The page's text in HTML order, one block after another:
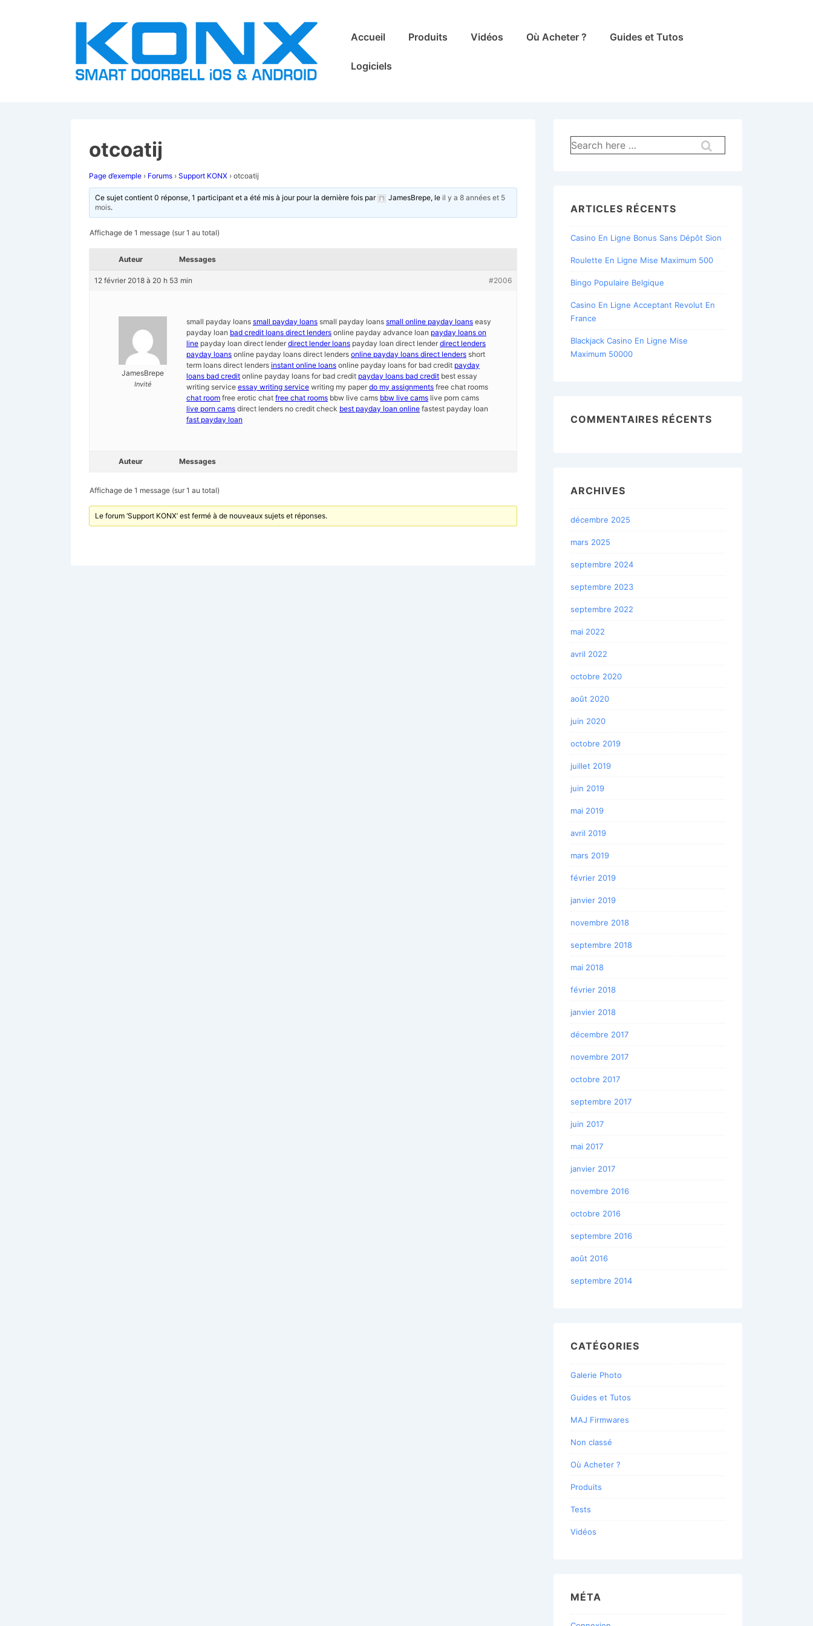
MainAccueil Produits Vidéos Où Acheter ? Guides et Tutos
Logiciels
otcoatij
Page d’exemple › Forums › Support KONX › otcoatij
Ce sujet contient 0 réponse, 1 participant et a été mis à jour pour la dernière fois par JamesBrepe, leil y a 8 années et 5
mois.
Affichage de 1 message (sur 1 au total)
Auteur Messages
12 février 2018 à 20 h 53 min #2006
JamesBrepe
Invité
small payday loans small payday loans small payday loans small online payday loans easy
payday loan bad credit loans direct lenders online payday advance loan payday loans on
line payday loan direct lender direct lender loans payday loan direct lender direct lenders
payday loans online payday loans direct lenders online payday loans direct lenders short
term loans direct lenders instant online loans online payday loans for bad credit payday
loans bad credit online payday loans for bad credit payday loans bad credit best essay
writing service essay writing service writing my paper do my assignments free chat rooms
chat room free erotic chat free chat rooms bbw live cams bbw live cams live porn cams
live porn cams direct lenders no credit check best payday loan online fastest payday loan
fast payday loan
Auteur Messages
Affichage de 1 message (sur 1 au total)
Le forum ‘Support KONX’ est fermé à de nouveaux sujets et réponses.
Recherche
pour:
ARTICLES RÉCENTS
Casino En Ligne Bonus Sans Dépôt Sion
Roulette En Ligne Mise Maximum 500
Bingo Populaire Belgique
Casino En Ligne Acceptant Revolut En
France
Blackjack Casino En Ligne Mise
Maximum 50000
COMMENTAIRES RÉCENTS
ARCHIVES
décembre 2025
mars 2025
septembre 2024
septembre 2023
septembre 2022
mai 2022
avril 2022
octobre 2020
août 2020
juin 2020
octobre 2019
juillet 2019
juin 2019
mai 2019
avril 2019
mars 2019
février 2019
janvier 2019
novembre 2018
septembre 2018
mai 2018
février 2018
janvier 2018
décembre 2017
novembre 2017
octobre 2017
septembre 2017
juin 2017
mai 2017
janvier 2017
novembre 2016
octobre 2016
septembre 2016
août 2016
septembre 2014
CATÉGORIES
Galerie Photo
Guides et Tutos
MAJ Firmwares
Non classé
Où Acheter ?
Produits
Tests
Vidéos
MÉTA